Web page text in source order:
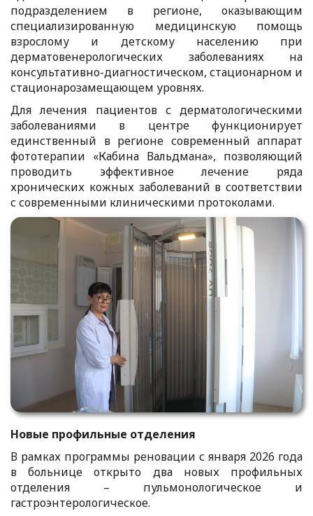
подразделением в регионе, оказывающим
специализированную медицинскую помощь
взрослому и детскому населению при
дерматовенерологических заболеваниях на
консультативно-диагностическом, стационарном и
стационарозамещающем уровнях.
Для лечения пациентов с дерматологическими
заболеваниями в центре функционирует
единственный в регионе современный аппарат
фототерапии «Кабина Вальдмана», позволяющий
проводить эффективное лечение ряда
хронических кожных заболеваний в соответствии
с современными клиническими протоколами.
Новые профильные отделения
В рамках программы реновации с января 2026 года
в больнице открыто два новых профильных
отделения – пульмонологическое и
гастроэнтерологическое.